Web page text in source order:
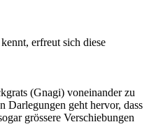
erfreut sich diese
(Gnagi) voneinander zu
Darlegungen geht hervor, dass
grössere Verschiebungen